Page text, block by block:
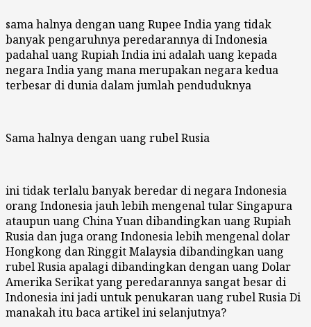
sama halnya dengan uang Rupee India yang tidak
banyak pengaruhnya peredarannya di Indonesia
padahal uang Rupiah India ini adalah uang kepada
negara India yang mana merupakan negara kedua
terbesar di dunia dalam jumlah penduduknya
Sama halnya dengan uang rubel Rusia
ini tidak terlalu banyak beredar di negara Indonesia
orang Indonesia jauh lebih mengenal tular Singapura
ataupun uang China Yuan dibandingkan uang Rupiah
Rusia dan juga orang Indonesia lebih mengenal dolar
Hongkong dan Ringgit Malaysia dibandingkan uang
rubel Rusia apalagi dibandingkan dengan uang Dolar
Amerika Serikat yang peredarannya sangat besar di
Indonesia ini jadi untuk penukaran uang rubel Rusia Di
manakah itu baca artikel ini selanjutnya?